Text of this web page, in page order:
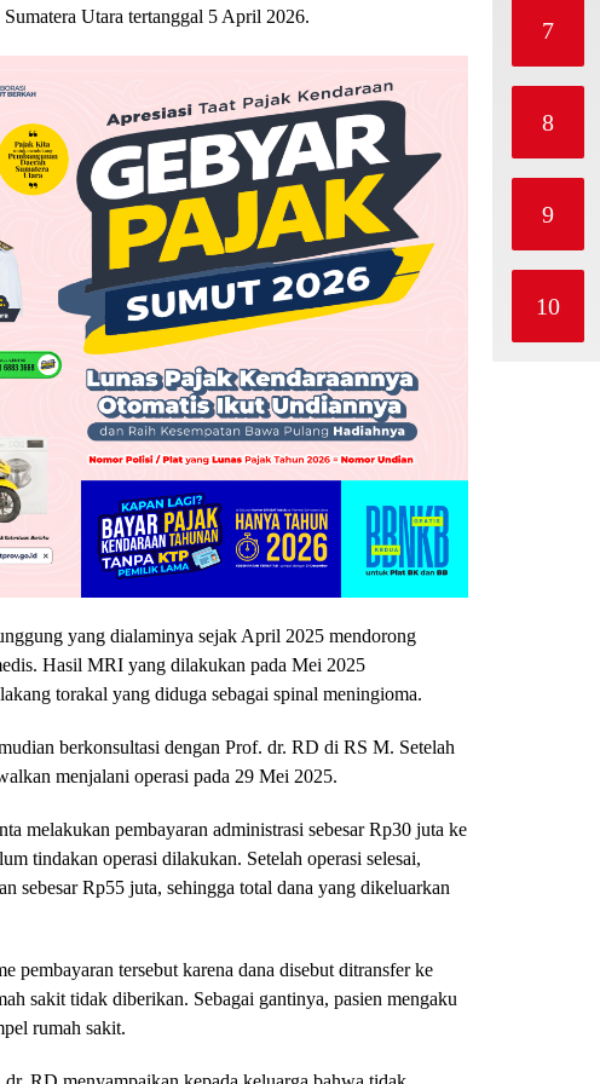
Utara tertanggal 5 April 2026.
yang dialaminya sejak April 2025 mendorong
Hasil MRI yang dilakukan pada Mei 2025
torakal yang diduga sebagai spinal meningioma.
berkonsultasi dengan Prof. dr. RD di RS M. Setelah
menjalani operasi pada 29 Mei 2025.
melakukan pembayaran administrasi sebesar Rp30 juta ke
tindakan operasi dilakukan. Setelah operasi selesai,
sebesar Rp55 juta, sehingga total dana yang dikeluarkan
pembayaran tersebut karena dana disebut ditransfer ke
sakit tidak diberikan. Sebagai gantinya, pasien mengaku
rumah sakit.
7
8
9
10